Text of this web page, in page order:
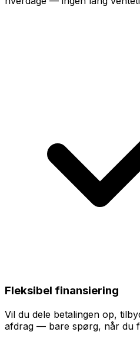
Fleksibel finansiering
Vil du dele betalingen op,
afdrag — bare spørg, når du